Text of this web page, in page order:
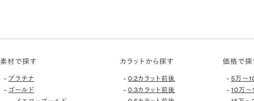
素材で探す
- プラチナ
- ゴールド
カラットから探す
-0.2カラット前後
-0.3カラット前後
価格で探
- 5万〜
- 10万〜